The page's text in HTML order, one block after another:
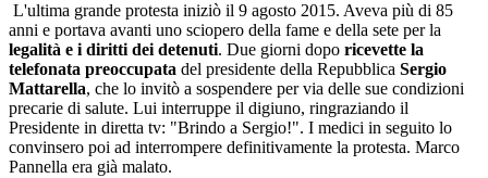
L'ultima grande protesta iniziò il 9 agosto 2015. Aveva più di 85
anni e portava avanti uno sciopero della fame e della sete per la
legalità e i diritti dei detenuti. Due giorni dopo ricevette la
telefonata preoccupata del presidente della Repubblica Sergio
Mattarella, che lo invitò a sospendere per via delle sue condizioni
precarie di salute. Lui interruppe il digiuno, ringraziando il
Presidente in diretta tv: "Brindo a Sergio!". I medici in seguito lo
convinsero poi ad interrompere definitivamente la protesta. Marco
Pannella era già malato.